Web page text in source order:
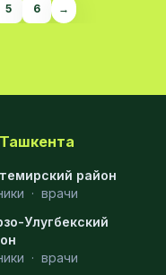
5 6 →
район
· врачи
Улугбекский
· врачи